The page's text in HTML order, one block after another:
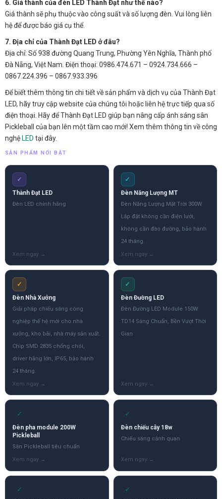
6. Giá thành của đèn LED Thành Đạt như thế nào?
Giá thành sẽ phụ thuộc vào công suất và số lượng đèn. Vui lòng liên
hệ để được báo giá cụ thể.
7. Địa chỉ của Thành Đạt LED ở đâu?
Địa chỉ: Số 938 đường Quang Trung, Phường Yên Nghĩa, Thành phố
Đà Nẵng, Việt Nam. Điện thoại: 0986.474.671 – 0924.734.666 –
0867.224.396 – 0867.933.396
Để biết thêm thông tin chi tiết về sản phẩm và dịch vụ của Thành Đạt
LED, hãy truy cập website của chúng tôi hoặc liên hệ trực tiếp qua số
điện thoại. Hãy để Thành Đạt LED giúp bạn nâng cấp ánh sáng sân
Pickleball của bạn lên một tầm cao mới! Xem thêm thông tin về công
nghệ LED tại đây.
SẢN PHẨM NỔI BẬT
✓
Thành Đạt LED
Đèn LED chính hãng
✓
Đèn Năng Lượng MT
Đèn Năng Lượng Mặt Trời 300W
Lắp đặt không cần điện lưới,
không cần đào đường, bảo hành
24 tháng.
✓
Đèn Nhà Xưởng
Giải pháp chiếu sáng công
nghiệp thế hệ mới cho nhà
xưởng, kho bãi, nhà máy sản xuất.
Chip SMD 2835 chống chói,
driver hãng lớn, IP65, bảo hành
24 tháng.
✓
Đèn Đường LED
Đèn Đường LED Module 150W
TD14 Sáng Chuẩn, Bền Vượt Thời
Gian
✓
Đèn pha module 200W
Pickleball
Sân Pickleball tiêu chuẩn
✓
Đèn chiếu cây 18w
Chiếu sáng cảnh quan
✓ ✓